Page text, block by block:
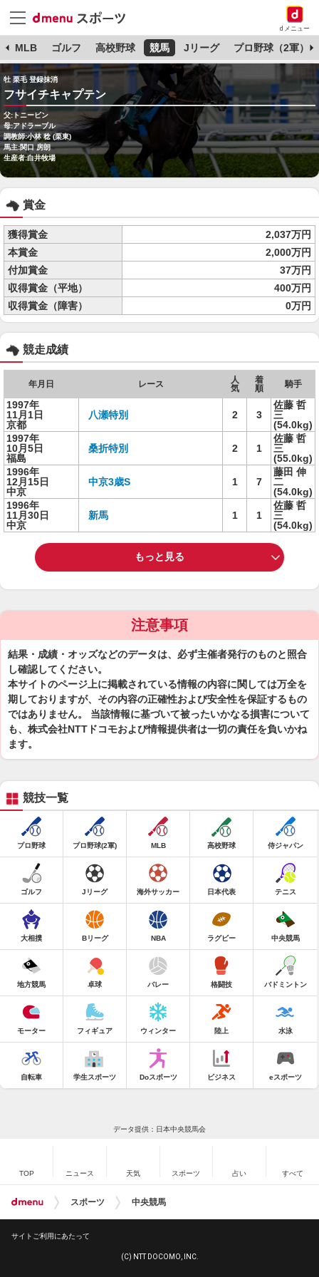
dメニュー
MLB ゴルフ 高校野球 競馬 Jリーグ プロ野球（2軍）
牡 栗毛 登録抹消
フサイチキャプテン
父:トニービン
母:アドラーブル
調教師:小林 稔 (栗東)
馬主:関口 房朗
生産者:白井牧場
賞金
獲得賞金
2,037万円
本賞金
2,000万円
付加賞金
37万円
収得賞金（平地）
400万円
収得賞金（障害）
0万円
競走成績
年月日 レース
人
気
着
順
騎手
1997年
11月1日
京都
八瀬特別 2 3
佐藤 哲
三
(54.0kg)
1997年
10月5日
福島
桑折特別 2 1
佐藤 哲
三
(55.0kg)
1996年
12月15日
中京
中京3歳S 1 7
藤田 伸
二
(54.0kg)
1996年
11月30日
中京
新馬 1 1
佐藤 哲
三
(54.0kg)
もっと見る
注意事項
結果・成績・オッズなどのデータは、必ず主催者発行のものと照合
し確認してください。
本サイトのページ上に掲載されている情報の内容に関しては万全を
期しておりますが、その内容の正確性および安全性を保証するもの
ではありません。 当該情報に基づいて被ったいかなる損害について
も、株式会社NTTドコモおよび情報提供者は一切の責任を負いかね
ます。
競技一覧
プロ野球 プロ野球(2軍) MLB 高校野球 侍ジャパン
ゴルフ Jリーグ 海外サッカー 日本代表 テニス
大相撲 Bリーグ NBA ラグビー 中央競馬
地方競馬 卓球 バレー 格闘技 バドミントン
モーター フィギュア ウィンター 陸上 水泳
自転車 学生スポーツ Doスポーツ ビジネス eスポーツ
データ提供：日本中央競馬会
TOP ニュース 天気 スポーツ 占い すべて
スポーツ 中央競馬
サイトご利用にあたって
(C) NTT DOCOMO, INC.